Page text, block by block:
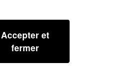
Accepter et
fermer